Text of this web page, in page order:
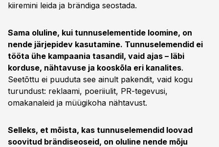
kiiremini leida ja brändiga seostada.
Sama oluline, kui tunnuselementide loomine, on
nende järjepidev kasutamine. Tunnuselemendid ei
tööta ühe kampaania tasandil, vaid ajas – läbi
korduse, nähtavuse ja kooskõla eri kanalites.
Seetõttu ei puuduta see ainult pakendit, vaid kogu
turundust: reklaami, poeriiulit, PR-tegevusi,
omakanaleid ja müügikoha nähtavust.
Selleks, et mõista, kas tunnuselemendid loovad
soovitud brändiseoseid, on oluline nende mõju